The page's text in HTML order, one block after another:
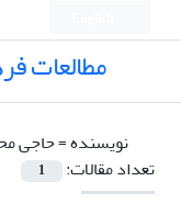
مطالعات
نویسنده =حاجی
تعداد مقالات:
1